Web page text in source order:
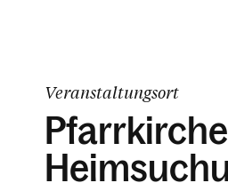
Veranstaltungsort